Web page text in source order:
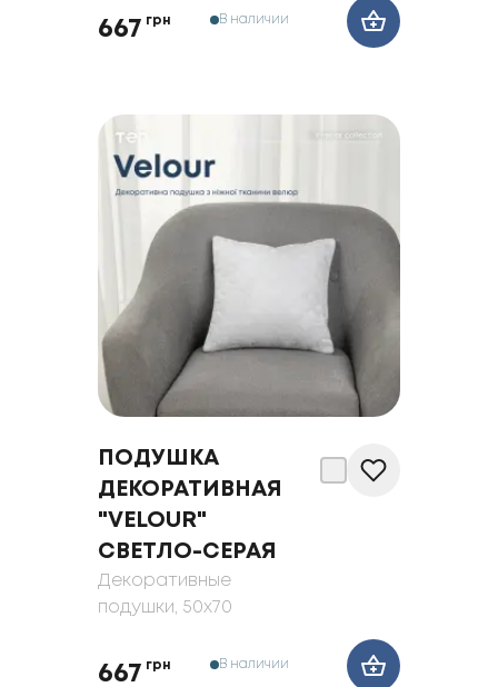
667 грн В наличии
ПОДУШКА
ДЕКОРАТИВНАЯ
"VELOUR"
СВЕТЛО-СЕРАЯ
Декоративные
подушки, 50x70
667 грн В наличии